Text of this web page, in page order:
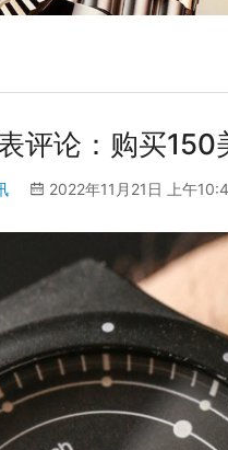
评论：购买150
2022年11月21日 上午